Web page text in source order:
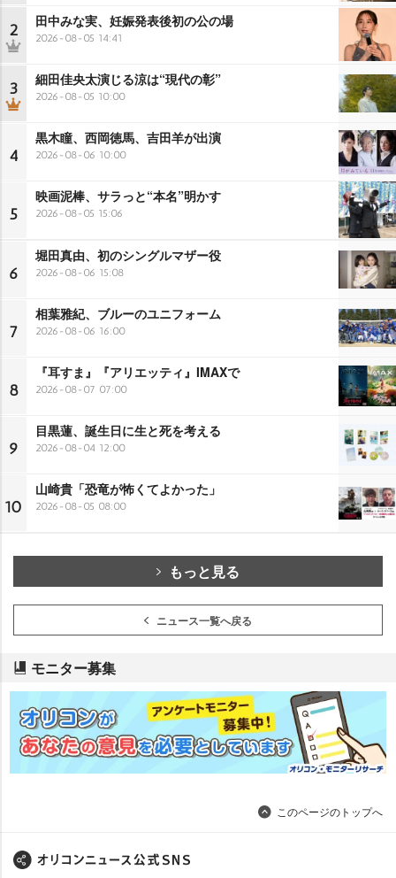
2 田中みな実、妊娠発表後初の公の場
2026-08-05 14:41
3 細田佳央太演じる涼は“現代の彰”
2026-08-05 10:00
4
黒木瞳、西岡徳馬、吉田羊が出演
2026-08-06 10:00
5
映画泥棒、サラっと“本名”明かす
2026-08-05 15:06
6
堀田真由、初のシングルマザー役
2026-08-06 15:08
7
相葉雅紀、ブルーのユニフォーム
2026-08-06 16:00
8
『耳すま』『アリエッティ』IMAXで
2026-08-07 07:00
9
目黒蓮、誕生日に生と死を考える
2026-08-04 12:00
10
山崎貴「恐竜が怖くてよかった」
2026-08-05 08:00
もっと見る
ニュース一覧へ戻る
モニター募集
このページのトップへ